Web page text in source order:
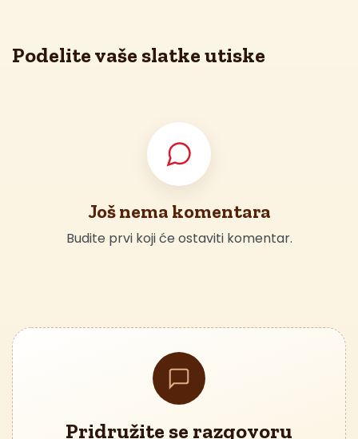
Podelite vaše slatke utiske
Još nema komentara
Budite prvi koji će ostaviti komentar.
Pridružite se razgovoru